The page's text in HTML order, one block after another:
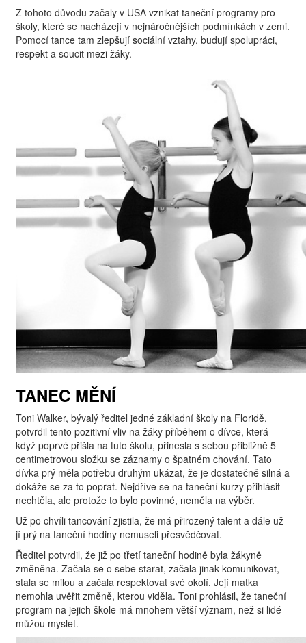
Z tohoto důvodu začaly v USA vznikat taneční programy pro
školy, které se nacházejí v nejnáročnějších podmínkách v zemi.
Pomocí tance tam zlepšují sociální vztahy, budují spolupráci,
respekt a soucit mezi žáky.
TANEC MĚNÍ
Toni Walker, bývalý ředitel jedné základní školy na Floridě,
potvrdil tento pozitivní vliv na žáky příběhem o dívce, která
když poprvé přišla na tuto školu, přinesla s sebou přibližně 5
centimetrovou složku se záznamy o špatném chování. Tato
dívka prý měla potřebu druhým ukázat, že je dostatečně silná a
dokáže se za to poprat. Nejdříve se na taneční kurzy přihlásit
nechtěla, ale protože to bylo povinné, neměla na výběr.
Už po chvíli tancování zjistila, že má přirozený talent a dále už
jí prý na taneční hodiny nemuseli přesvědčovat.
Ředitel potvrdil, že již po třetí taneční hodině byla žákyně
změněna. Začala se o sebe starat, začala jinak komunikovat,
stala se milou a začala respektovat své okolí. Její matka
nemohla uvěřit změně, kterou viděla. Toni prohlásil, že taneční
program na jejich škole má mnohem větší význam, než si lidé
můžou myslet.